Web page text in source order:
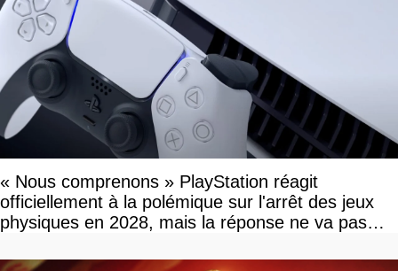
« Nous comprenons » PlayStation réagit
officiellement à la polémique sur l'arrêt des jeux
physiques en 2028, mais la réponse ne va pas